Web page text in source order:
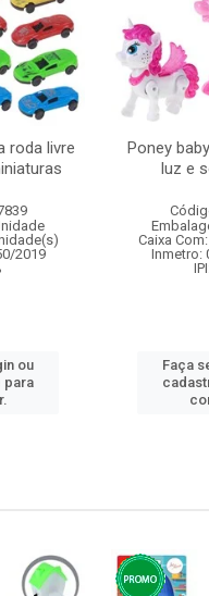
roda livre
2019
ou
para
Poney
luz e
Caixa
Inmetro:
Faça